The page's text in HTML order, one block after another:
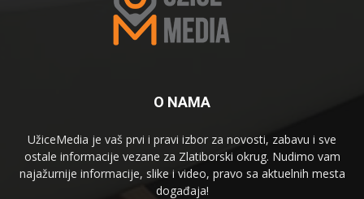
O NAMA
UžiceMedia je vaš prvi i pravi izbor za novosti, zabavu i sve
ostale informacije vezane za Zlatiborski okrug. Nudimo vam
najažurnije informacije, slike i video, pravo sa aktuelnih mesta
događaja!